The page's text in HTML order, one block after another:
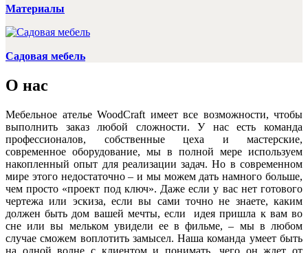
Материалы
Садовая мебель
О нас
Мебельное ателье WoodCraft имеет все возможности, чтобы
выполнить заказ любой сложности. У нас есть команда
профессионалов, собственные цеха и мастерские,
современное оборудование, мы в полной мере используем
накопленный опыт для реализации задач. Но в современном
мире этого недостаточно – и мы можем дать намного больше,
чем просто «проект под ключ». Даже если у вас нет готового
чертежа или эскиза, если вы сами точно не знаете, каким
должен быть дом вашей мечты, если идея пришла к вам во
сне или вы мельком увидели ее в фильме, – мы в любом
случае сможем воплотить замысел. Наша команда умеет быть
на одной волне с клиентом и понимать, чего он ждет от